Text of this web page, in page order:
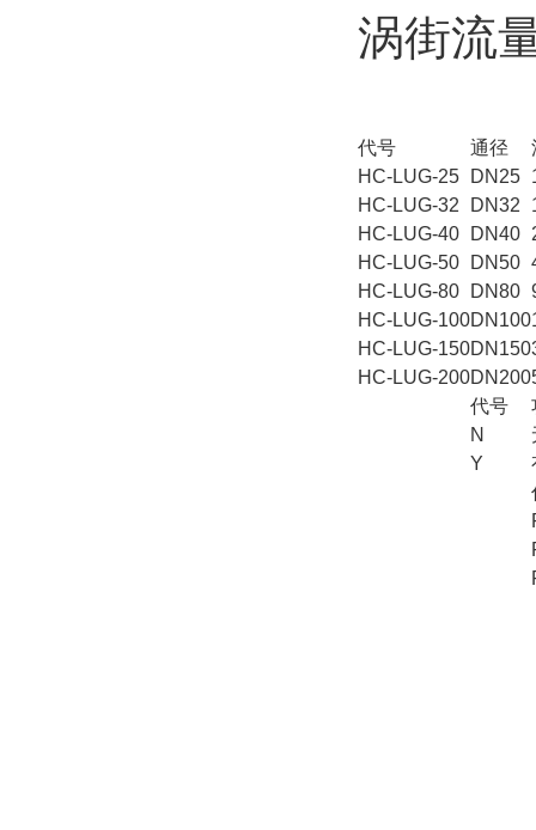
涡街流
代号 通径
HC-LUG-25
DN25
HC-LUG-32
DN32
HC-LUG-40
DN40
HC-LUG-50
DN50
HC-LUG-80
DN80
HC-LUG-100DN100
HC-LUG-150DN150
HC-LUG-200DN200
代号
N
Y